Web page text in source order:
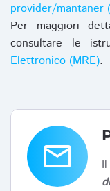
provider/mantaner
Per maggiori
consultare le
Elettronico (MRE).
email Il